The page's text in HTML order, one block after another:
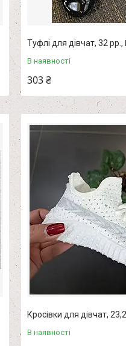
Туфлі для дівчат, 32
В наявності
303 ₴
Кросівки для дівчат,
В наявності